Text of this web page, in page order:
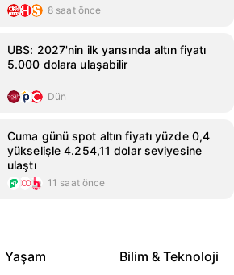
8 saat önce
UBS: 2027'nin ilk yarısında altın fiyatı
5.000 dolara ulaşabilir
Dün
Cuma günü spot altın fiyatı yüzde 0,4
yükselişle 4.254,11 dolar seviyesine
ulaştı
11 saat önce
Yaşam Bilim & Teknoloji